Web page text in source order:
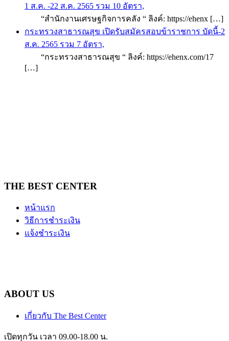
1 ส.ค. -22 ส.ค. 2565 รวม 10 อัตรา,
“สำนักงานเศรษฐกิจการคลัง “ ลิงค์: https://ehenx […]
กระทรวงสาธารณสุข เปิดรับสมัครสอบข้าราชการ บัดนี้-2
ส.ค. 2565 รวม 7 อัตรา,
“กระทรวงสาธารณสุข “ ลิงค์: https://ehenx.com/17
[…]
THE BEST CENTER
หน้าแรก
วิธีการชำระเงิน
แจ้งชำระเงิน
ABOUT US
เกี่ยวกับ The Best Center
เปิดทุกวัน เวลา 09.00-18.00 น.